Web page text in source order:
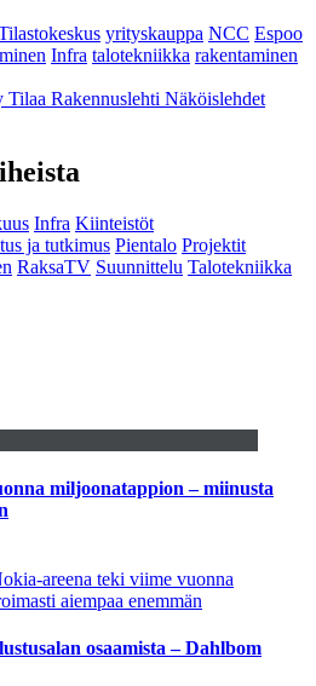
yrityskauppa NCC Espoo
Infra talotekniikka rakentaminen
Tilaa Rakennuslehti Näköislehdet
Infra Kiinteistöt
ja tutkimus Pientalo Projektit
RaksaTV Suunnittelu Talotekniikka
miljoonatappion – miinusta
areena teki viime vuonna
aiempaa enemmän
osaamista – Dahlbom